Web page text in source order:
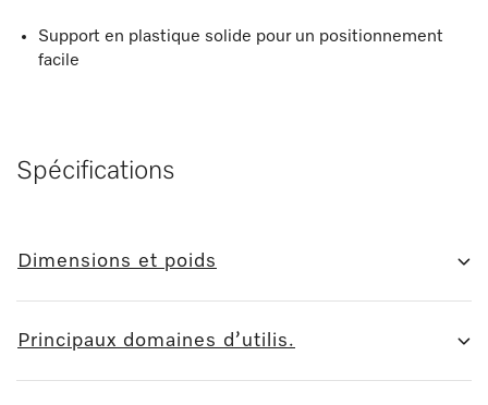
Support en plastique solide pour un positionnement
facile
Spécifications
Dimensions et poids
Principaux domaines d’utilis.